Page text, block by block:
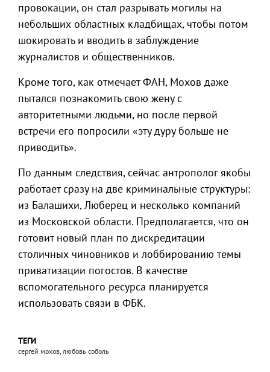
провокации, он стал разрывать могилы на
небольших областных кладбищах, чтобы потом
шокировать и вводить в заблуждение
журналистов и общественников.
Кроме того, как отмечает ФАН, Мохов даже
пытался познакомить свою жену с
авторитетными людьми, но после первой
встречи его попросили «эту дуру больше не
приводить».
По данным следствия, сейчас антрополог якобы
работает сразу на две криминальные структуры:
из Балашихи, Люберец и несколько компаний
из Московской области. Предполагается, что он
готовит новый план по дискредитации
столичных чиновников и лоббированию темы
приватизации погостов. В качестве
вспомогательного ресурса планируется
использовать связи в ФБК.
ТЕГИ
сергей мохов, любовь соболь